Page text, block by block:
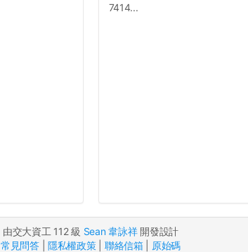
7414...
由交大資工 112 級 Sean 韋詠祥開發設計
常見問答|隱私權政策| 聯絡信箱| 原始碼